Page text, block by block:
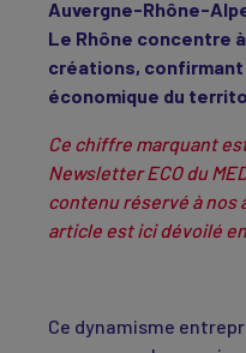
Auvergne-Rhône-
Le Rhône concentre
créations,
économique du
Ce chiffre marquant
Newsletter ECO du
contenu réservé à nos
article est ici dévoilé
Ce dynamisme